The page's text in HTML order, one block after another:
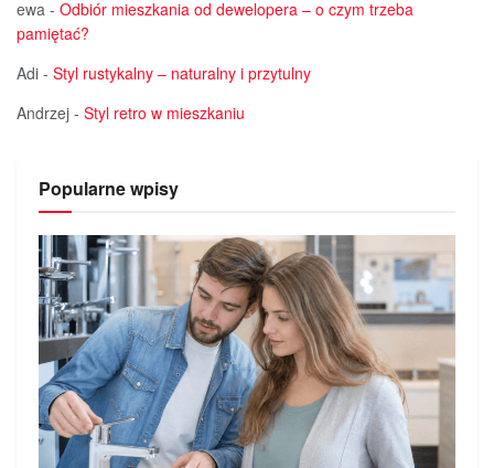
ewa - Odbiór mieszkania od dewelopera – o czym trzeba
pamiętać?
Adi - Styl rustykalny – naturalny i przytulny
Andrzej - Styl retro w mieszkaniu
Popularne wpisy